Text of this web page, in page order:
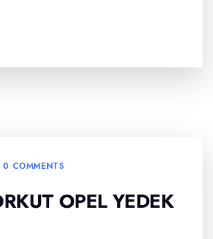
0 COMMENTS
OPEL YEDEK